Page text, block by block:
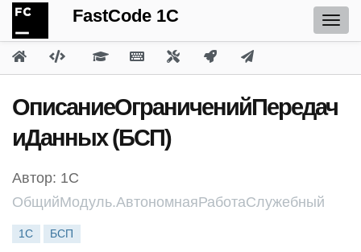
FastCode 1C
ОписаниеОграниченийПередач
иДанных (БСП)
Автор: 1С
ОбщийМодуль.АвтономнаяРаботаСлужебный
1С БСП